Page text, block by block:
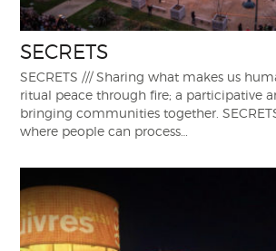
SECRETS
SECRETS /// Sharing what makes us
ritual peace through fire; a participative
bringing communities together.
where people can process…